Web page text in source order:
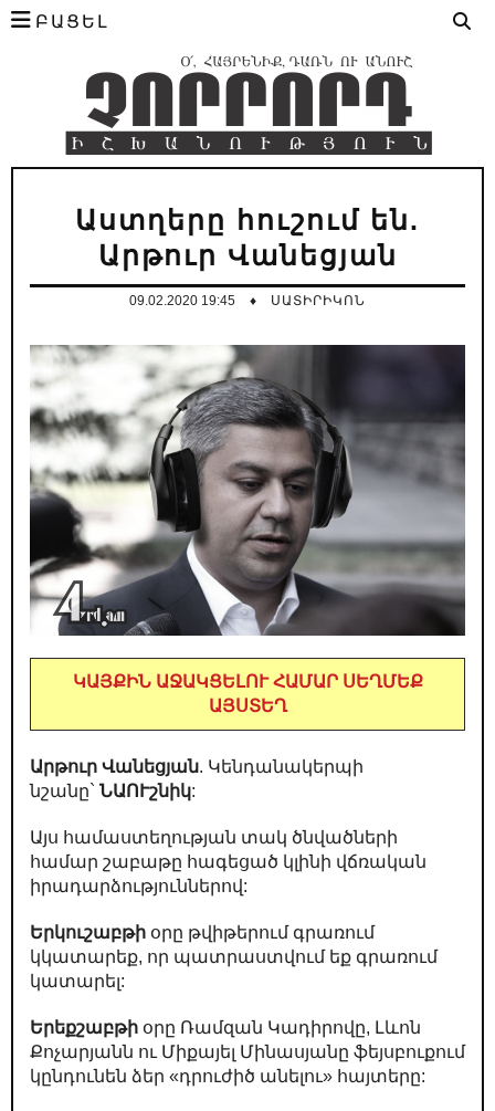
ԲԱՑԵԼ
Աստղերը հուշում են.
Արթուր Վանեցյան
09.02.2020 19:45 ♦ ՍԱՏԻՐԻԿՈՆ
ԿԱՅՔԻՆ ԱՋԱԿՑԵԼՈՒ ՀԱՄԱՐ ՍԵՂՄԵՔ
ԱՅՍՏԵՂ
Արթուր Վանեցյան. Կենդանակերպի
նշանը` ՆԱՈՒշնիկ:
Այս համաստեղության տակ ծնվածների
համար շաբաթը հագեցած կլինի վճռական
իրադարձություններով:
Երկուշաբթի օրը թվիթերում գրառում
կկատարեք, որ պատրաստվում եք գրառում
կատարել:
Երեքշաբթի օրը Ռամզան Կադիրովը, Լևոն
Քոչարյանն ու Միքայել Մինասյանը ֆեյսբուքում
կընդունեն ձեր «դրուժիծ անելու» հայտերը: